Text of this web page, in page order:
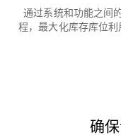
通过系统和功能之间
程，最大化库存库位
确